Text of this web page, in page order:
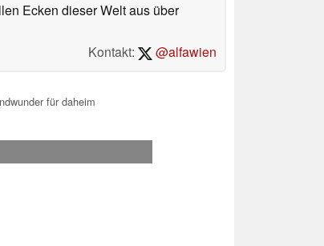
Ecken dieser Welt aus über
Kontakt:
@alfawien
für daheim